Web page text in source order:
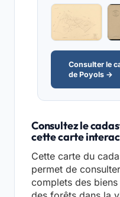
Consulter le
de Poyols →
Consultez le
cette carte
Cette carte du
permet de
complets des